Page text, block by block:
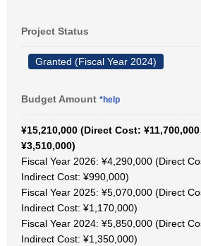
Project Status
Granted (Fiscal Year 2024)
Budget Amount *help
¥15,210,000 (Direct Cost:
¥3,510,000)
Fiscal Year 2026: ¥4,290,000 (Direct
Indirect Cost: ¥990,000)
Fiscal Year 2025: ¥5,070,000 (Direct
Indirect Cost: ¥1,170,000)
Fiscal Year 2024: ¥5,850,000 (Direct
Indirect Cost: ¥1,350,000)